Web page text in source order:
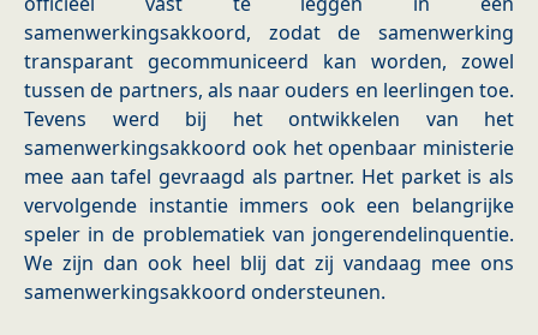
samenwerkingsakkoord, zodat de samenwerking
transparant gecommuniceerd kan worden, zowel
tussen de partners, als naar ouders en leerlingen toe.
Tevens werd bij het ontwikkelen van het
samenwerkingsakkoord ook het openbaar ministerie
mee aan tafel gevraagd als partner. Het parket is als
vervolgende instantie immers ook een belangrijke
speler in de problematiek van jongerendelinquentie.
We zijn dan ook heel blij dat zij vandaag mee ons
samenwerkingsakkoord ondersteunen.